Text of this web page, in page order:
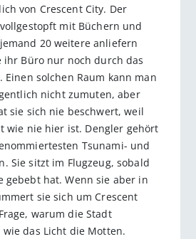
von Crescent City. Der
mit Büchern und
20 weitere anliefern
ihr Büro nur noch durch das
Einen solchen Raum kann man
nicht zumuten, aber
sie sich nie beschwert, weil
wie nie hier ist. Dengler gehört
Tsunami- und
Sie sitzt im Flugzeug, sobald
gebebt hat. Wenn sie aber in
sie sich um Crescent
warum die Stadt
das Licht die Motten.